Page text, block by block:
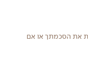
את הסכמתך או אם